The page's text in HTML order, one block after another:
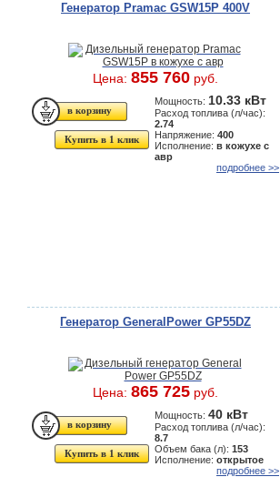
Генератор Pramac GSW15P 400V
Цена: 855 760 руб.
Купить в 1 клик
Мощность: 10.33 кВт
Расход топлива (л/час):
2.74
Напряжение: 400
Исполнение: в кожухе с
авр
подробнее >>
Генератор GeneralPower GP55DZ
Цена: 865 725 руб.
Купить в 1 клик
Мощность: 40 кВт
Расход топлива (л/час):
8.7
Объем бака (л): 153
Исполнение: открытое
подробнее >>